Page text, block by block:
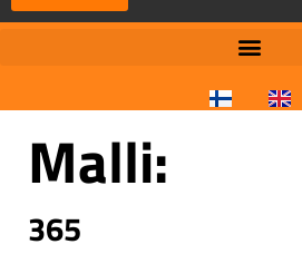
Malli:
365